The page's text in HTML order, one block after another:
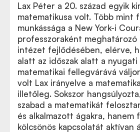
Lax Péter a 20. század egyik
matematikusa volt. Több mint
munkássága a New York-i
professzoraként meghatározó
intézet fejlődésében, elérve,
alatt az időszak alatt a
matematikai fellegvárává
volt Lax irányelve a
illetőleg. Sokszor
szabad a matematikát
és alkalmazott ágakra, hanem
kölcsönös kapcsolatát aktívan